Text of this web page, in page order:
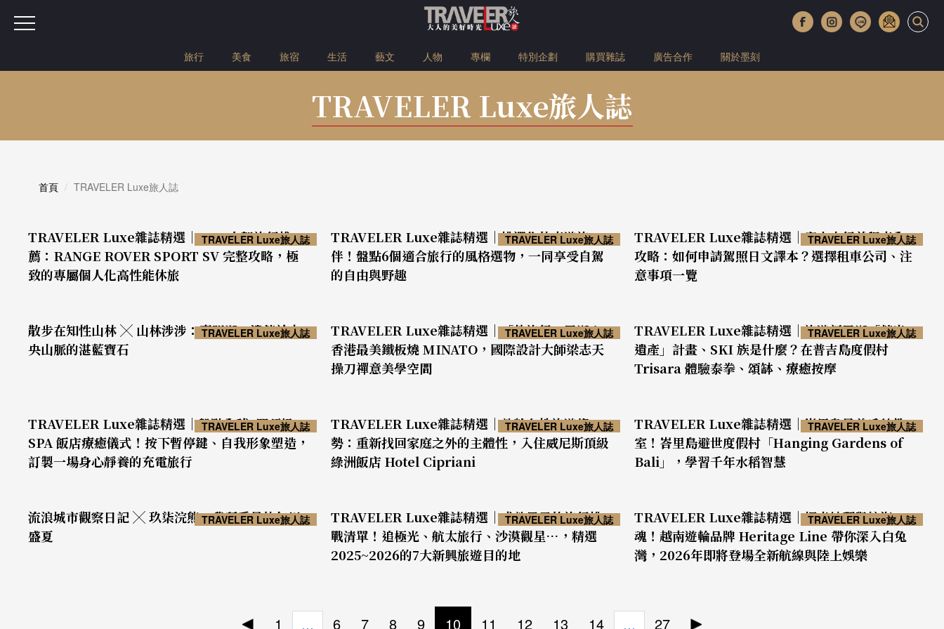
旅行 美食 旅宿 生活 藝文 人物 專欄 特別企劃 購買雜誌 廣告合作 關於墨刻
TRAVELER Luxe旅人誌
首頁 TRAVELER Luxe旅人誌
TRAVELER Luxe雜誌精選｜2025自駕旅行推
薦：RANGE ROVER SPORT SV 完整攻略，極
致的專屬個人化高性能休旅
TRAVELER Luxe旅人誌
TRAVELER Luxe雜誌精選｜挑選你的車遊旅
伴！盤點6個適合旅行的風格選物，一同享受自駕
的自由與野趣
TRAVELER Luxe旅人誌
TRAVELER Luxe雜誌精選｜富士山行前租車全
攻略：如何申請駕照日文譯本？選擇租車公司、注
意事項一覽
TRAVELER Luxe旅人誌
散步在知性山林 ╳ 山林涉涉：嘉明湖：遺落於中
央山脈的湛藍寶石
TRAVELER Luxe旅人誌
TRAVELER Luxe雜誌精選｜「軟旅行」風潮！
香港最美鐵板燒 MINATO，國際設計大師梁志天
操刀禪意美學空間
TRAVELER Luxe旅人誌
TRAVELER Luxe雜誌精選｜旅遊新風潮「花光
遺產」計畫、SKI 族是什麼？在普吉島度假村
Trisara 體驗泰拳、頌缽、療癒按摩
TRAVELER Luxe旅人誌
TRAVELER Luxe雜誌精選｜盤點全球5間頂級
SPA 飯店療癒儀式！按下暫停鍵、自我形象塑造，
訂製一場身心靜養的充電旅行
TRAVELER Luxe旅人誌
TRAVELER Luxe雜誌精選｜熟齡女性旅遊趨
勢：重新找回家庭之外的主體性，入住威尼斯頂級
綠洲飯店 Hotel Cipriani
TRAVELER Luxe旅人誌
TRAVELER Luxe雜誌精選｜峇里島最美戶外教
室！峇里島避世度假村「Hanging Gardens of
Bali」，學習千年水稻智慧
TRAVELER Luxe旅人誌
流浪城市觀察日記 ╳ 玖柒浣熊：我所看見的仁川
盛夏
TRAVELER Luxe旅人誌
TRAVELER Luxe雜誌精選｜成熟男子的旅行挑
戰清單！追極光、航太旅行、沙漠觀星…，精選
2025~2026的7大新興旅遊目的地
TRAVELER Luxe旅人誌
TRAVELER Luxe雜誌精選｜探索地理與航海
魂！越南遊輪品牌 Heritage Line 帶你深入白兔
灣，2026年即將登場全新航線與陸上娛樂
TRAVELER Luxe旅人誌
1 … 6 7 8 9 10 11 12 13 14 … 27